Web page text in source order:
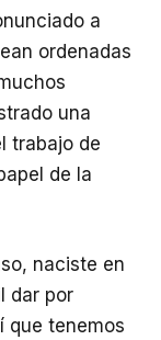
a
ordenadas
una
trabajo de
de la
naciste en
dar por
que tenemos